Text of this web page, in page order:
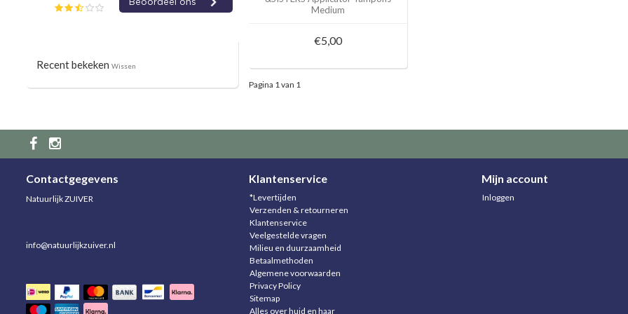
Recent bekeken Wissen
Medium
€5,00
Pagina 1 van 1
Contactgegevens
Natuurlijk ZUIVER
info@natuurlijkzuiver.nl
Klantenservice
*Levertijden
Verzenden & retourneren
Klantenservice
Veelgestelde vragen
Milieu en duurzaamheid
Betaalmethoden
Algemene voorwaarden
Privacy Policy
Sitemap
Alles over huid en haar
Mijn account
Inloggen